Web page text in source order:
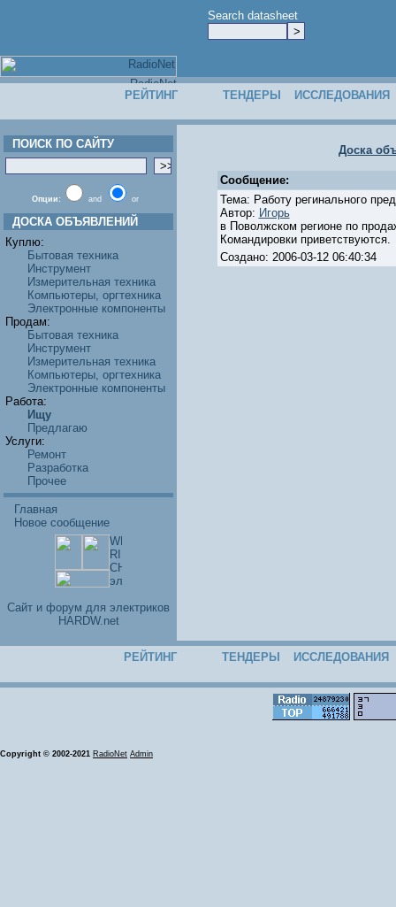
Search datasheet
РЕЙТИНГ ТЕНДЕРЫ ИССЛЕДОВАНИЯ
ПОИСК ПО САЙТУ
Опции: and or
ДОСКА ОБЪЯВЛЕНИЙ
Куплю:
Бытовая техника
Инструмент
Измерительная техника
Компьютеры, оргтехника
Электронные компоненты
Продам:
Бытовая техника
Инструмент
Измерительная техника
Компьютеры, оргтехника
Электронные компоненты
Работа:
Ищу
Предлагаю
Услуги:
Ремонт
Разработка
Прочее
Главная
Новое сообщение
Cайт и форум для электриков
HARDW.net
Доска
Сообщение:
Тема: Работу регинального
Автор: Игорь
в Поволжском регионе по
Командировки приветствуются.
Создано: 2006-03-12 06:40:34
РЕЙТИНГ ТЕНДЕРЫ ИССЛЕДОВАНИЯ
Copyright © 2002-2021 RadioNet Admin